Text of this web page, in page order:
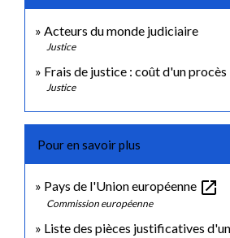
Acteurs du monde judiciaire
Justice
Frais de justice : coût d'un procès
Justice
Pour en savoir plus
Pays de l'Union européenne open_in_new
Commission européenne
Liste des pièces justificatives